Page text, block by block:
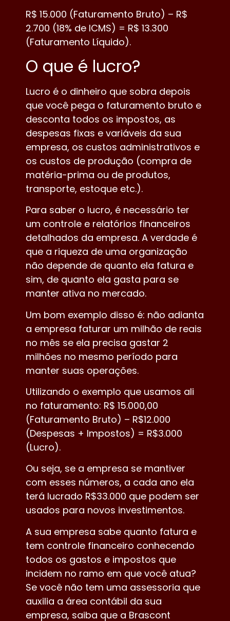
R$ 15.000 (Faturamento Bruto) – R$
2.700 (18% de ICMS) = R$ 13.300
(Faturamento Líquido).
O que é lucro?
Lucro é o dinheiro que sobra depois
que você pega o faturamento bruto e
desconta todos os impostos, as
despesas fixas e variáveis da sua
empresa, os custos administrativos e
os custos de produção (compra de
matéria-prima ou de produtos,
transporte, estoque etc.).
Para saber o lucro, é necessário ter
um controle e relatórios financeiros
detalhados da empresa. A verdade é
que a riqueza de uma organização
não depende de quanto ela fatura e
sim, de quanto ela gasta para se
manter ativa no mercado.
Um bom exemplo disso é: não adianta
a empresa faturar um milhão de reais
no mês se ela precisa gastar 2
milhões no mesmo período para
manter suas operações.
Utilizando o exemplo que usamos ali
no faturamento: R$ 15.000,00
(Faturamento Bruto) – R$12.000
(Despesas + Impostos) = R$3.000
(Lucro).
Ou seja, se a empresa se mantiver
com esses números, a cada ano ela
terá lucrado R$33.000 que podem ser
usados para novos investimentos.
A sua empresa sabe quanto fatura e
tem controle financeiro conhecendo
todos os gastos e impostos que
incidem no ramo em que você atua?
Se você não tem uma assessoria que
auxilia a área contábil da sua
empresa, saiba que a Brascont